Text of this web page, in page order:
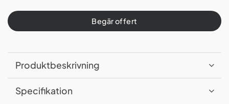
Begär offert
Produktbeskrivning
Specifikation